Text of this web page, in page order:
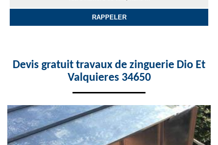
Devis gratuit travaux de zinguerie Dio Et
Valquieres 34650